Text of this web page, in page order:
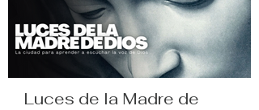
Luces de la Madre de